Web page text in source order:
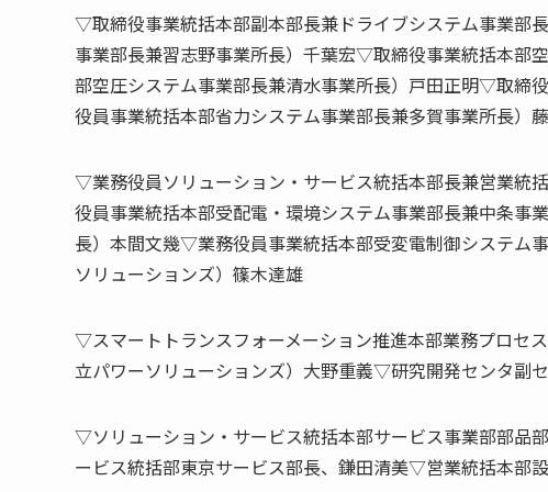
▽取締役事業統括本部副本部長兼ドライブシステム事業部
事業部長兼習志野事業所長）千葉宏▽取締役事業統括本部
部空圧システム事業部長兼清水事業所長）戸田正明▽取締
役員事業統括本部省力システム事業部長兼多賀事業所長）
▽業務役員ソリューション・サービス統括本部長兼営業統
役員事業統括本部受配電・環境システム事業部長兼中条事
長）本間文幾▽業務役員事業統括本部受変電制御システム
ソリューションズ）篠木達雄
▽スマートトランスフォーメーション推進本部業務プロセ
立パワーソリューションズ）大野重義▽研究開発センタ副
▽ソリューション・サービス統括本部サービス事業部部品
ービス統括部東京サービス部長、鎌田清美▽営業統括本部